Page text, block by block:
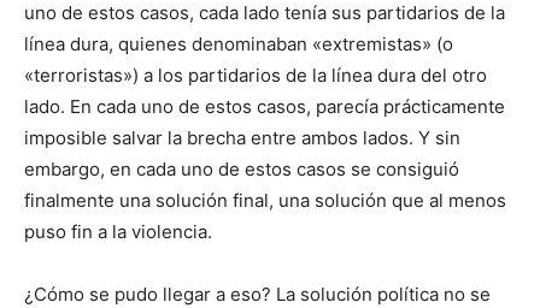
uno de estos casos, cada lado tenía sus partidarios de la
línea dura, quienes denominaban «extremistas» (o
«terroristas») a los partidarios de la línea dura del otro
lado. En cada uno de estos casos, parecía prácticamente
imposible salvar la brecha entre ambos lados. Y sin
embargo, en cada uno de estos casos se consiguió
finalmente una solución final, una solución que al menos
puso fin a la violencia.
¿Cómo se pudo llegar a eso? La solución política no se